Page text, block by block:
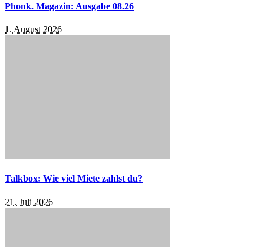
Phonk. Magazin: Ausgabe 08.26
1. August 2026
Talkbox: Wie viel Miete zahlst du?
21. Juli 2026